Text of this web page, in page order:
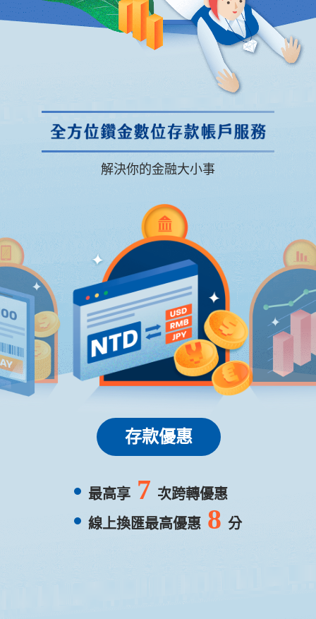
解決你的金融大小事
回饋金
存款優惠
最高享 7 次跨轉優惠
線上換匯最高優惠 8 分